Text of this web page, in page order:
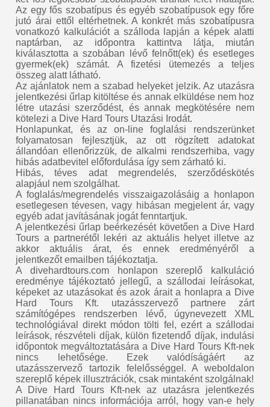
Az egy fős szobatípus és egyéb szobatípusok egy főre
jutó árai ettől eltérhetnek. A konkrét más szobatípusra
vonatkozó kalkulációt a szálloda lapján a képek alatti
naptárban, az időpontra kattintva látja, miután
kiválasztotta a szobában lévő felnőtt(ek) és esetleges
gyermek(ek) számát. A fizetési ütemezés a teljes
összeg alatt látható.
Az ajánlatok nem a szabad helyeket jelzik. Az utazásra
jelentkezési űrlap kitöltése és annak elküldése nem hoz
létre utazási szerződést, és annak megkötésére nem
kötelezi a Dive Hard Tours Utazási Irodát.
Honlapunkat, és az on-line foglalási rendszerünket
folyamatosan fejlesztjük, az ott rögzített adatokat
állandóan ellenőrizzük, de alkalmi rendszerhiba, vagy
hibás adatbevitel előfordulása így sem zárható ki.
Hibás, téves adat megrendelés, szerződéskötés
alapjául nem szolgálhat.
A foglalás/megrendelés visszaigazolásáig a honlapon
esetlegesen tévesen, vagy hibásan megjelent ár, vagy
egyéb adat javításának jogát fenntartjuk.
A jelentkezési űrlap beérkezését követően a Dive Hard
Tours a partnerétől lekéri az aktuális helyet illetve az
akkor aktuális árat, és ennek eredményéről a
jelentkezőt emailben tájékoztatja.
A divehardtours.com honlapon szereplő kalkuláció
eredménye tájékoztató jellegű, a szállodai leírásokat,
képeket az utazásokat és azok árait a honlapra a Dive
Hard Tours Kft. utazásszervező partnere zárt
számítógépes rendszerben lévő, úgynevezett XML
technológiával direkt módon tölti fel, ezért a szállodai
leírások, részvételi díjak, külön fizetendő díjak, indulási
időpontok megváltoztatására a Dive Hard Tours Kft-nek
nincs lehetősége. Ezek valódíságáért az
utazásszervező tartozik felelősséggel. A weboldalon
szereplő képek illusztrációk, csak mintaként szolgálnak!
A Dive Hard Tours Kft-nek az utazásra jelentkezés
pillanatában nincs információja arról, hogy van-e hely